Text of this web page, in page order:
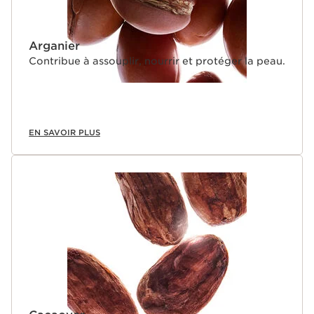
Arganier
Contribue à assouplir, nourrir et protéger la peau.
EN SAVOIR PLUS